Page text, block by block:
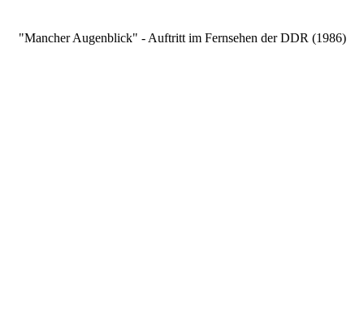
"Mancher Augenblick" - Auftritt im Fernsehen der DDR (1986)